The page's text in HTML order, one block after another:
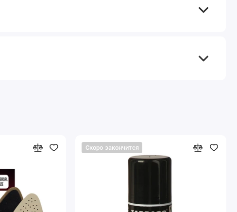
Скоро закончится